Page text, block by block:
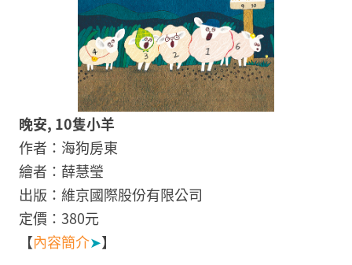
晚安, 10隻小羊
作者：海狗房東
繪者：薛慧瑩
出版：維京國際股份有限公司
定價：380元
【內容簡介➤】